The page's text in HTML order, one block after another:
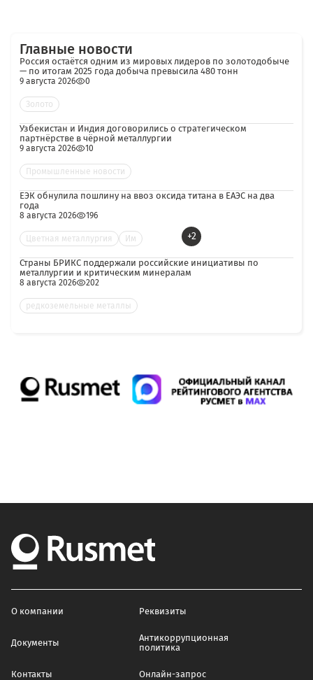
Главные новости
Россия остаётся одним из мировых лидеров по золотодобыче
— по итогам 2025 года добыча превысила 480 тонн
9 августа 2026 0
Золото
Узбекистан и Индия договорились о стратегическом
партнёрстве в чёрной металлургии
9 августа 2026 10
Промышленные новости
ЕЭК обнулила пошлину на ввоз оксида титана в ЕАЭС на два
года
8 августа 2026 196
Цветная металлургия Им +2
Страны БРИКС поддержали российские инициативы по
металлургии и критическим минералам
8 августа 2026 202
редкоземельные металлы
О компании Реквизиты
Документы
Антикоррупционная
политика
Контакты Онлайн-запрос